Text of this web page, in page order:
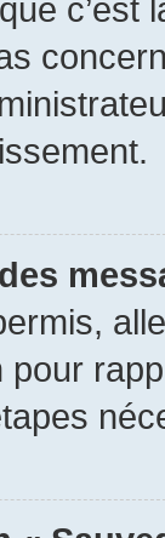
c’est